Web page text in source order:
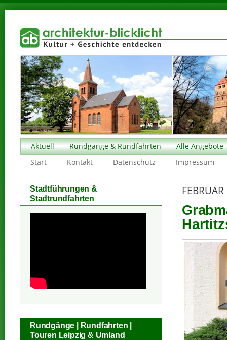
Aktuell Rundgänge & Rundfahrten
Alle Angebote
Start
Kontakt Datenschutz Impressum
Stadtführungen &
Stadtrundfahrten
Rundgänge | Rundfahrten |
Touren Leipzig & Umland